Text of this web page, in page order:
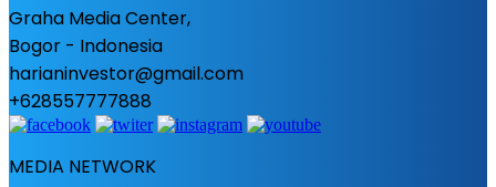
Graha Media Center,
Bogor - Indonesia
harianinvestor@gmail.com
+628557777888
MEDIA NETWORK